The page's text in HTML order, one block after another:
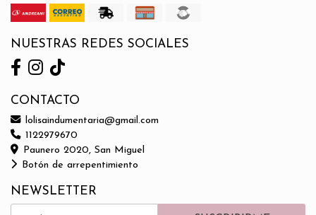
NUESTRAS REDES SOCIALES
CONTACTO
lolisaindumentaria@gmail.com
1122979670
Paunero 2020, San Miguel
Botón de arrepentimiento
NEWSLETTER